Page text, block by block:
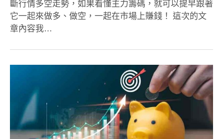
斷行情多空走勢，如果看懂主力籌碼，就可以提早跟著
它一起來做多、做空，一起在市場上賺錢！ 這次的文
章內容我…